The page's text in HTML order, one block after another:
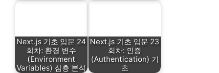
Next.js 기초 입문 24
회차: 환경 변수
(Environment
Variables) 심층 분석
Next.js 기초 입문 23
회차: 인증
(Authentication) 기
초